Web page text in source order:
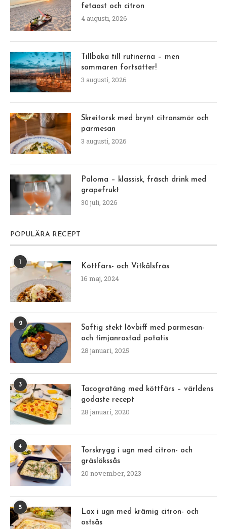
fetaost och citron
4 augusti, 2026
Tillbaka till rutinerna – men
sommaren fortsätter!
3 augusti, 2026
Skreitorsk med brynt citronsmör och
parmesan
3 augusti, 2026
Paloma – klassisk, fräsch drink med
grapefrukt
30 juli, 2026
POPULÄRA RECEPT
1
Köttfärs- och Vitkålsfräs
16 maj, 2024
2
Saftig stekt lövbiff med parmesan-
och timjanrostad potatis
28 januari, 2025
3
Tacogratäng med köttfärs – världens
godaste recept
28 januari, 2020
4
Torskrygg i ugn med citron- och
gräslökssås
20 november, 2023
5
Lax i ugn med krämig citron- och
ostsås